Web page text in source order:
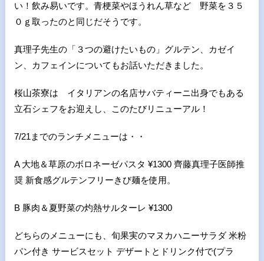
い！飲み易いです。青梗菜やほうれん草など 野菜を３５
０ｇ取ったのと同じだそうです。
真理子先生の「３つの避けたいもの」グルテン、カゼイ
ン、カフェインについてもお話いただきました。
桜山茶寮は イタリアンの名店サバティーニ出身でもある
立石シェフをお迎えし、このたびリニューアル！
7/21までのランチメニューは・・
A 大地＆草原のボロネーゼパスタ ¥1300 齊藤真理子医師推
奨 新食感グルテンフリーきび麺を使用。
B 豚肉＆夏野菜の灼熱サルターレ ¥1300
どちらのメニューにも、旬果実のマヌカハニーサラダ 米粉
パン付き サービスセット デザートとドリンク付で(プラ